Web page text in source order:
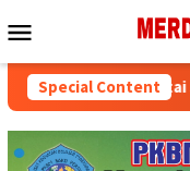
to
Menu
Special Content
Kader Partai